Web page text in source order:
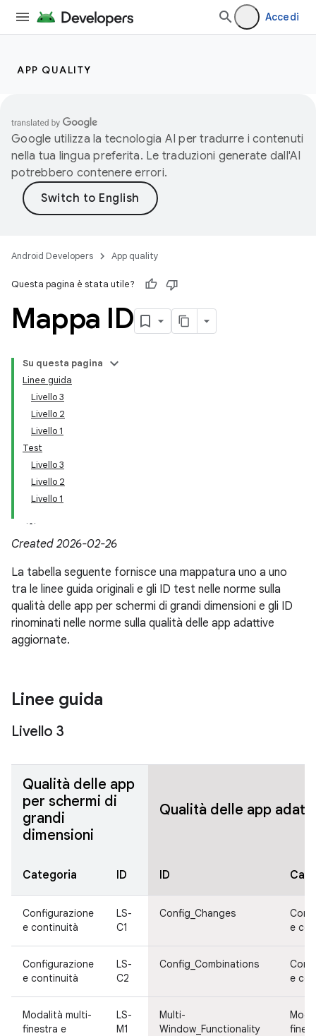
Accedi
APP QUALITY
Google utilizza la tecnologia AI per tradurre i contenuti
nella tua lingua preferita. Le traduzioni generate dall'AI
potrebbero contenere errori.
Android Developers App quality
Questa pagina è stata utile?
Mappa ID
Su questa pagina
Linee guida
Livello 3
Livello 2
Livello 1
Test
Livello 3
Livello 2
Livello 1
Created 2026-02-26
La tabella seguente fornisce una mappatura uno a uno
tra le linee guida originali e gli ID test nelle norme sulla
qualità delle app per schermi di grandi dimensioni e gli ID
rinominati nelle norme sulla qualità delle app adattive
aggiornate.
Linee guida
Livello 3
Qualità delle app
per schermi di
grandi
dimensioni
Qualità delle app
Categoria ID ID
Configurazione
e continuità
LS-
C1
Config_Changes
e
Configurazione
e continuità
LS-
C2
Config_Combinations
e
Modalità multi-
finestra e
LS-
M1
Multi-
Window_Functionality